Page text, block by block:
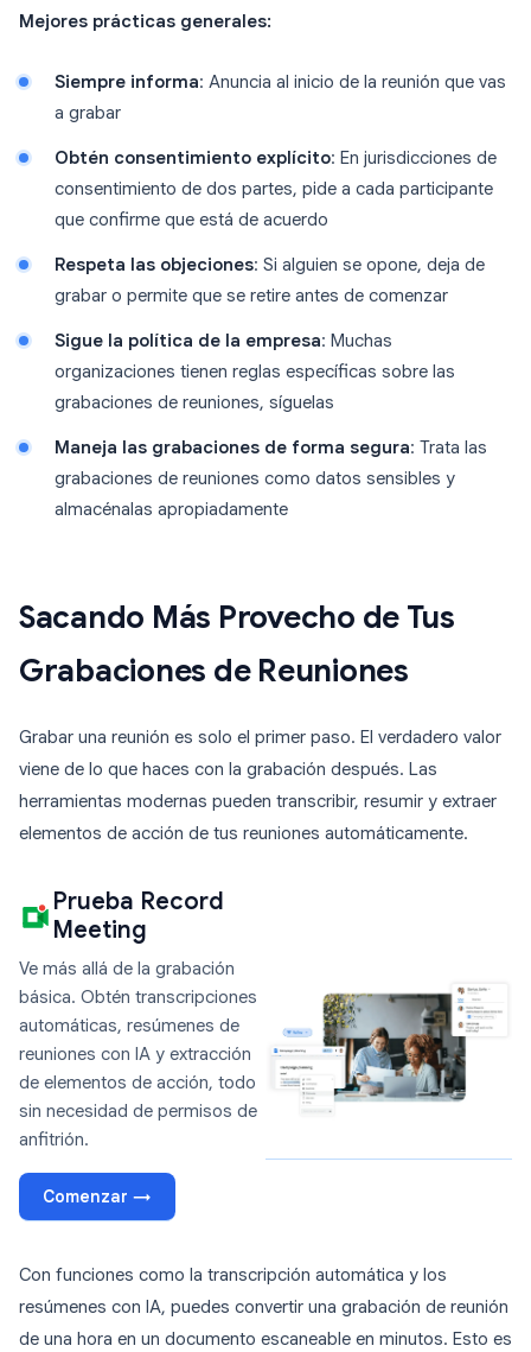
Mejores prácticas generales:
Siempre informa: Anuncia al inicio de la reunión que vas
a grabar
Obtén consentimiento explícito: En jurisdicciones de
consentimiento de dos partes, pide a cada participante
que confirme que está de acuerdo
Respeta las objeciones: Si alguien se opone, deja de
grabar o permite que se retire antes de comenzar
Sigue la política de la empresa: Muchas
organizaciones tienen reglas específicas sobre las
grabaciones de reuniones, síguelas
Maneja las grabaciones de forma segura: Trata las
grabaciones de reuniones como datos sensibles y
almacénalas apropiadamente
Sacando Más Provecho de Tus
Grabaciones de Reuniones
Grabar una reunión es solo el primer paso. El verdadero valor
viene de lo que haces con la grabación después. Las
herramientas modernas pueden transcribir, resumir y extraer
elementos de acción de tus reuniones automáticamente.
Prueba Record
Meeting
Ve más allá de la grabación
básica. Obtén transcripciones
automáticas, resúmenes de
reuniones con IA y extracción
de elementos de acción, todo
sin necesidad de permisos de
anfitrión.
Comenzar →
Con funciones como la transcripción automática y los
resúmenes con IA, puedes convertir una grabación de reunión
de una hora en un documento escaneable en minutos. Esto es